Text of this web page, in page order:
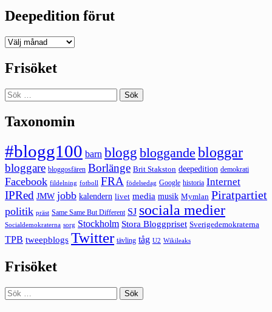
Deepedition förut
Deepedition
Frisöket
Sök
efter:
Taxonomin
#blogg100 barn blogg bloggande bloggar
bloggare bloggosfären Borlänge Brit Stakston deepedition demokrati
Facebook fildelning fotboll FRA födelsedag Google historia Internet
IPRed JMW jobb kalendern livet media musik Mymlan Piratpartiet
politik präst Same Same But Different SJ sociala medier
Socialdemokraterna sorg Stockholm Stora Bloggpriset Sverigedemokraterna
TPB tweepblogs Twitter tävling tåg U2 Wikileaks
Frisöket
Sök
efter: